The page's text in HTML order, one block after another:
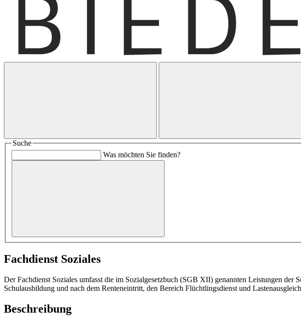
Suche
Was möchten Sie finden?
Fachdienst Soziales
Der Fachdienst Soziales umfasst die im Sozialgesetzbuch (SGB XII) genannten Leistungen
Schulausbildung und nach dem Renteneintritt, den Bereich Flüchtlingsdienst und
Beschreibung